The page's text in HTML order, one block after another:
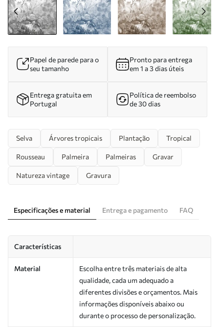
Papel de parede para o
seu tamanho
Pronto para entrega
em 1 a 3 dias úteis
Entrega gratuita em
Portugal
Política de reembolso
de 30 dias
Selva Árvores tropicais Plantação Tropical
Rousseau Palmeira Palmeiras Gravar
Natureza vintage Gravura
Especificações e material Entrega e pagamento FAQ
Características
Material
Escolha entre três materiais de alta
qualidade, cada um adequado a
diferentes divisões e orçamentos. Mais
informações disponíveis abaixo ou
durante o processo de personalização.